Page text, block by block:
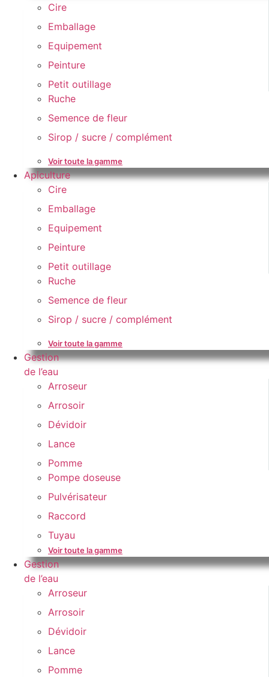
Cire
Emballage
Equipement
Peinture
Petit outillage
Ruche
Semence de fleur
Sirop / sucre / complément
Voir toute la gamme
Apiculture
Cire
Emballage
Equipement
Peinture
Petit outillage
Ruche
Semence de fleur
Sirop / sucre / complément
Voir toute la gamme
Gestion
de l’eau
Arroseur
Arrosoir
Dévidoir
Lance
Pomme
Pompe doseuse
Pulvérisateur
Raccord
Tuyau
Voir toute la gamme
Gestion
de l’eau
Arroseur
Arrosoir
Dévidoir
Lance
Pomme